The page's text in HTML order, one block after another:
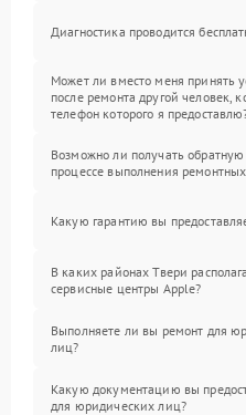
Диагностика проводится
Может ли вместо меня принять
после ремонта другой человек,
телефон которого я
Возможно ли получать обратную
процессе выполнения
Какую гарантию вы
В каких районах Твери
сервисные центры Apple?
Выполняете ли вы ремонт для
лиц?
Какую документацию вы
для юридических лиц?